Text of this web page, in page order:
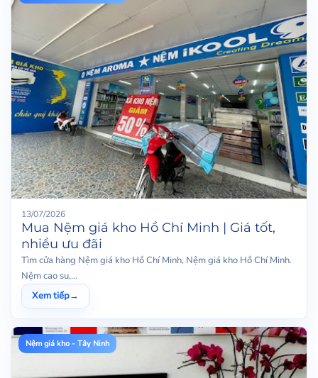
13/07/2026
Mua Nệm giá kho Hồ Chí Minh | Giá tốt,
nhiều ưu đãi
Tìm cửa hàng Nệm giá kho Hồ Chí Minh, Nệm giá kho Hồ Chí Minh.
Nệm cao su,...
Xem tiếp→
Nệm giá kho - Tây Ninh